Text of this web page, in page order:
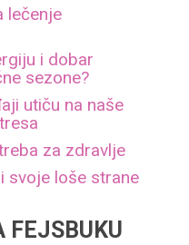
lečenje
i dobar
sezone?
utiču na naše
za zdravlje
svoje loše strane
FEJSBUKU